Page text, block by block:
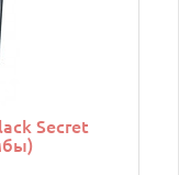
Secret